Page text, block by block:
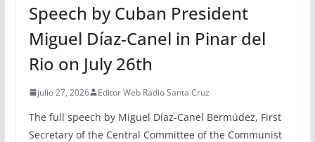
Speech by Cuban President
Miguel Díaz-Canel in Pinar del
Rio on July 26th
julio 27, 2026 Editor Web Radio Santa Cruz
The full speech by Miguel Díaz-Canel Bermúdez, First
Secretary of the Central Committee of the Communist